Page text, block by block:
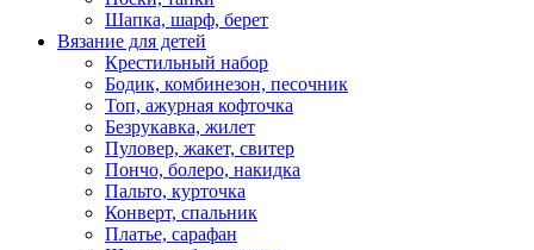
Шапка, шарф, берет
Вязание для детей
Крестильный набор
Бодик, комбинезон, песочник
Топ, ажурная кофточка
Безрукавка, жилет
Пуловер, жакет, свитер
Пончо, болеро, накидка
Пальто, курточка
Конверт, спальник
Платье, сарафан